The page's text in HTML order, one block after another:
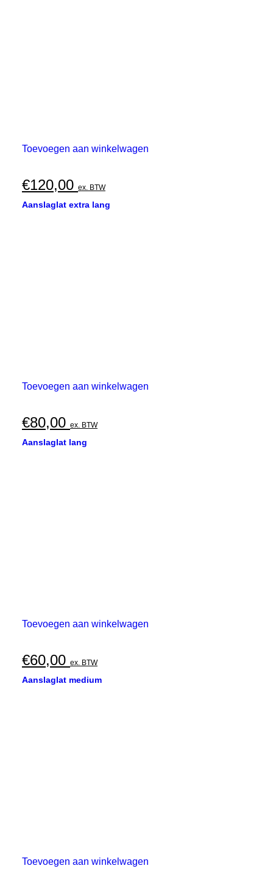
Toevoegen aan winkelwagen
€120,00 ex. BTW
Aanslaglat extra lang
Toevoegen aan winkelwagen
€80,00 ex. BTW
Aanslaglat lang
Toevoegen aan winkelwagen
€60,00 ex. BTW
Aanslaglat medium
Toevoegen aan winkelwagen